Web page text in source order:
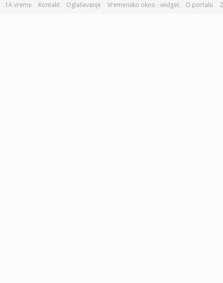
1A vreme Kontakt Oglaševanje Vremensko okno - widget O portalu